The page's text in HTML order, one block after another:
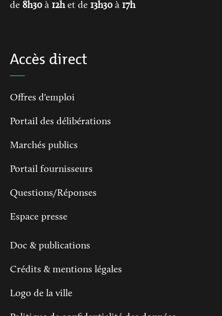
de 8h30 à 12het de 13h30 à 17h
Accès direct
Offres d'emploi
Portail des délibérations
Marchés publics
Portail fournisseurs
Questions/Réponses
Espace presse
Doc & publications
Crédits & mentions légales
Logo de la ville